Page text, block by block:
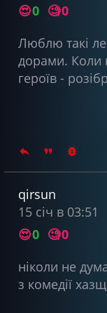
😍0 🧐0
Люблю такі
дорами. Коли
героїв -
qirsun
15 січ в 03:51
😍0 🧐0
ніколи не
з комедії